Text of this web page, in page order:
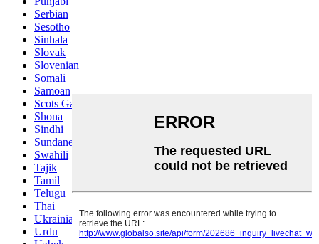
Serbian
Sesotho
Sinhala
Slovak
Slovenian
Somali
Samoan
Scots Gaelic
Shona
Sindhi
Sundanese
Swahili
Tajik
Tamil
Telugu
Thai
Ukrainian
Urdu